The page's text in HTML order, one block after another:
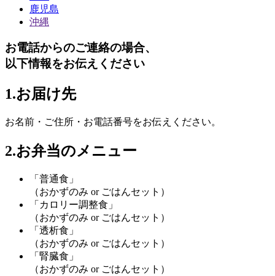
鹿児島
沖縄
お電話からのご連絡の場合、
以下情報をお伝えください
1.お届け先
お名前・ご住所・お電話番号をお伝えください。
2.お弁当のメニュー
「普通食」
（おかずのみ or ごはんセット）
「カロリー調整食」
（おかずのみ or ごはんセット）
「透析食」
（おかずのみ or ごはんセット）
「腎臓食」
（おかずのみ or ごはんセット）